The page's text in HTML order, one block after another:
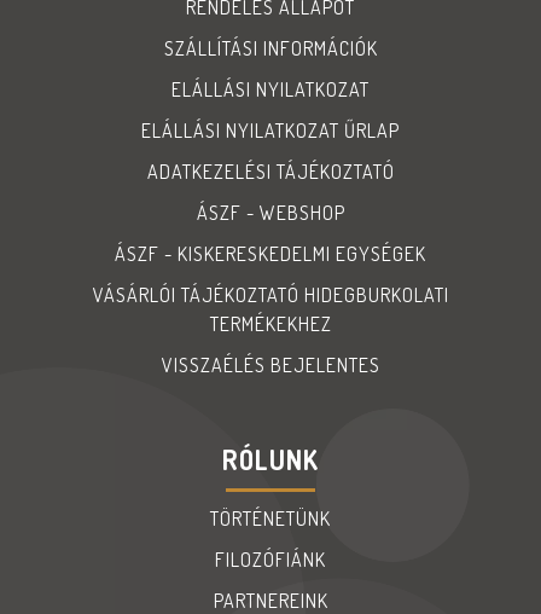
RENDELÉS ÁLLAPOT
SZÁLLÍTÁSI INFORMÁCIÓK
ELÁLLÁSI NYILATKOZAT
ELÁLLÁSI NYILATKOZAT ŰRLAP
ADATKEZELÉSI TÁJÉKOZTATÓ
ÁSZF - WEBSHOP
ÁSZF - KISKERESKEDELMI EGYSÉGEK
VÁSÁRLÓI TÁJÉKOZTATÓ HIDEGBURKOLATI
TERMÉKEKHEZ
VISSZAÉLÉS BEJELENTES
RÓLUNK
TÖRTÉNETÜNK
FILOZÓFIÁNK
PARTNEREINK